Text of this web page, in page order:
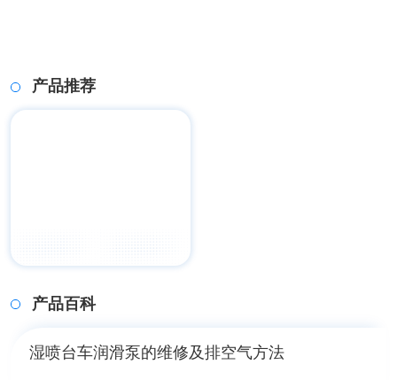
产品推荐
产品百科
湿喷台车润滑泵的维修及排空气方法